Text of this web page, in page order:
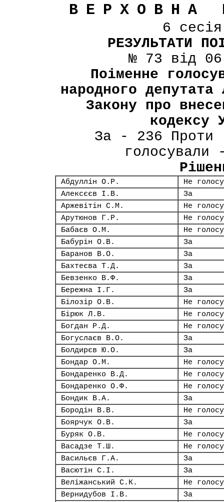
ВЕРХОВНА
6
РЕЗУЛЬТАТИ
№ 73 від
Поіменне
народного
Закону про
кодексу
За - 236 Проти
Абдуллін О.Р.
Не
Алексєєв І.В.
За
Аржевітін С.М.
Не
Арутюнов Г.Р.
Не
Бабаєв О.М.
Не
Бабурін О.В.
За
Баранов В.О.
За
Бахтеєва Т.Д.
За
Бевзенко В.Ф.
За
Бережна І.Г.
За
Білозір О.В.
Не
Бірюк Л.В.
Не
Богдан Р.Д.
Не
Богуслаєв В.О.
За
Болдирєв Ю.О.
За
Бондар О.М.
Не
Бондаренко В.Д.
Не
Бондаренко О.Ф.
Не
Бондик В.А.
За
Бородін В.В.
Не
Боярчук О.В.
За
Буряк О.В.
Не
Васадзе Т.Ш.
Не
Васильєв Г.А.
За
Васютін С.І.
За
Веліжанський С.К.
Не
Вернидубов І.В.
За